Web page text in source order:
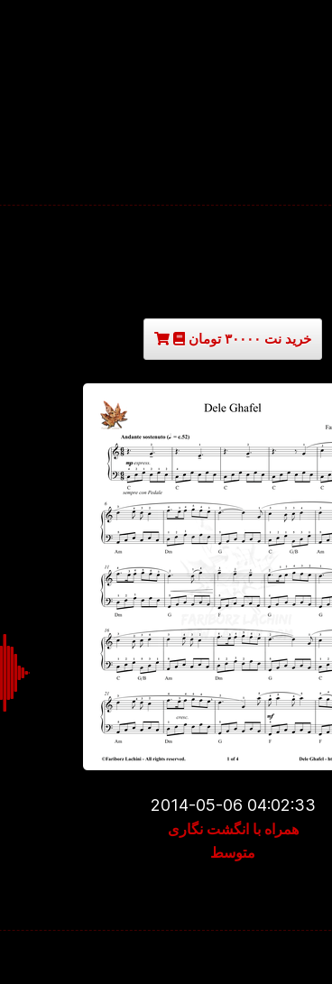
خرید نت ۳۰۰۰۰ تومان
2014-05-06 04:02:33
همراه با انگشت نگاری
متوسط